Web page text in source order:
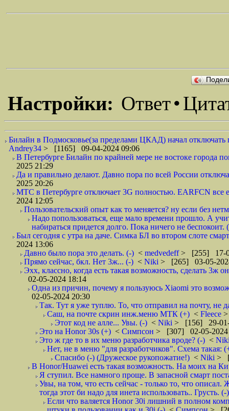
Настройки: Ответ•
Билайн в Подмосковье(за пределами ЦКАД) начал отключать
Andrey34 > [1165] 09-04-2024 09:06
В Петербурге Билайн по крайней мере не востоке города
2025 21:29
Да и правильно делают. Давно пора по всей России
2025 20:26
МТС в Петербурге отключает 3G полностью. EARFCN все
2024 12:05
Пользовательский опыт как то меняется? ну если без
Надо попользоваться, еще мало времени прошло. А
набираться придется долго. Пока ничего не беспокоит.
Был сегодня с утра на даче. Симка БЛ во втором слоте
2024 13:06
Давно было пора это делать. (-) < medvedeff> [255] 17-
Прямо сейчас, бкл. Нет 3ж... (-) < Niki > [265] 03-05-
Эхх, классно, когда есть такая возможность, сделать
02-05-2024 18:14
Одна из причин, почему я пользуюсь Xiaomi это
02-05-2024 20:30
Так. Тут я уже туплю. То, что отправил на почту, не
Саш, на почте скрин инж.меню МТК (+) < Fleece
Этот код не алле... Увы. (-) < Niki > [156] 29-01-
Это на Honor 30s (+) < Симпсон > [307] 02-05-2024
Это ж где то в их меню разработчика вроде? (-) <
Нет, не в меню "для разработчиков". Схема
Спасибо (-) (Дружеское рукопожатие!) < Niki >
В Honor/Huawei есть такая возможность. На моих на
Я ступил. Все намного проще. В запасной смарт
Увы, на том, что есть сейчас - только то, что
тогда этот би надо для инета использовать.. Грусть. (-)
Если что валяется Honor 30i лишний в полном